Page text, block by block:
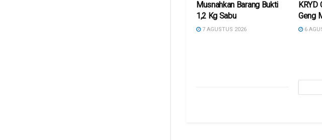
Musnahkan Barang Bukti
1,2 Kg Sabu
7 AGUSTUS 2026
KRYD
Geng
6